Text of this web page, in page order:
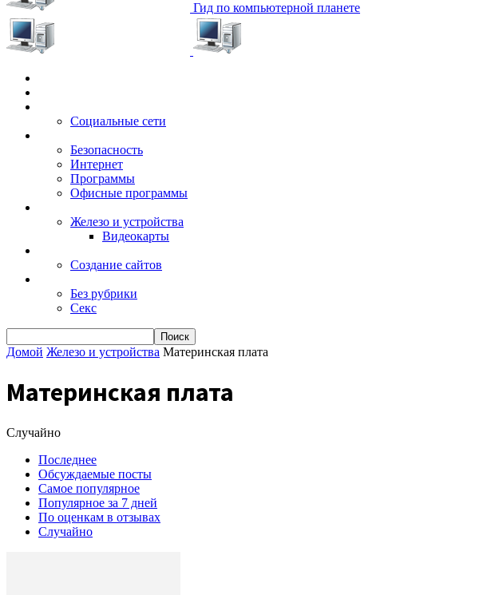
Гид по компьютерной планете
Социальные сети
Безопасность
Интернет
Программы
Офисные программы
Железо и устройства
Видеокарты
Создание сайтов
Без рубрики
Секс
Домой Железо и устройства Материнская плата
Материнская плата
Случайно
Последнее
Обсуждаемые посты
Самое популярное
Популярное за 7 дней
По оценкам в отзывах
Случайно